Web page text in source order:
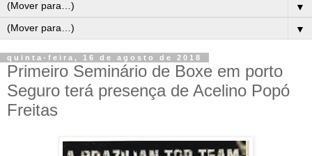
▼
▼
quinta-feira, 16 de agosto de 2018
Primeiro Seminário de Boxe em porto
Seguro terá presença de Acelino Popó
Freitas